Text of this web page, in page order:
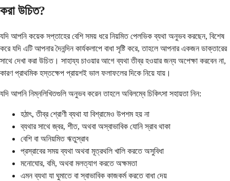
করা উচিত?
যদি আপনি কয়েক সপ্তাহের বেশি সময় ধরে নিয়মিত পেলভিক ব্যথা অনুভব করছেন, বিশেষ
করে যদি এটি আপনার দৈনন্দিন কার্যকলাপে বাধা সৃষ্টি করে, তাহলে আপনার একজন ডাক্তারের
সাথে দেখা করা উচিত। সাহায্য চাওয়ার আগে ব্যথা তীব্র হওয়ার জন্য অপেক্ষা করবেন না,
কারণ প্রাথমিক হস্তক্ষেপ প্রায়শই ভাল ফলাফলের দিকে নিয়ে যায়।
যদি আপনি নিম্নলিখিতগুলি অনুভব করেন তাহলে অবিলম্বে চিকিৎসা সহায়তা নিন:
হঠাৎ, তীব্র শ্রোণী ব্যথা যা বিশ্রামেও উপশম হয় না
ব্যথার সাথে জ্বর, শীত, অথবা অস্বাভাবিক যোনি স্রাব থাকা
বেশি বা অনিয়মিত ঋতুস্রাব
প্রস্রাবের সময় ব্যথা অথবা মূত্রথলি খালি করতে অসুবিধা
মনোঘোর, বমি, অথবা মলত্যাগ করতে অক্ষমতা
এমন ব্যথা যা ঘুমাতে বা স্বাভাবিক কাজকর্ম করতে বাধা দেয়